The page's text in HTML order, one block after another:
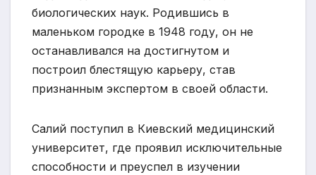
биологических наук. Родившись в
маленьком городке в 1948 году, он не
останавливался на достигнутом и
построил блестящую карьеру, став
признанным экспертом в своей области.
Салий поступил в Киевский медицинский
университет, где проявил исключительные
способности и преуспел в изучении